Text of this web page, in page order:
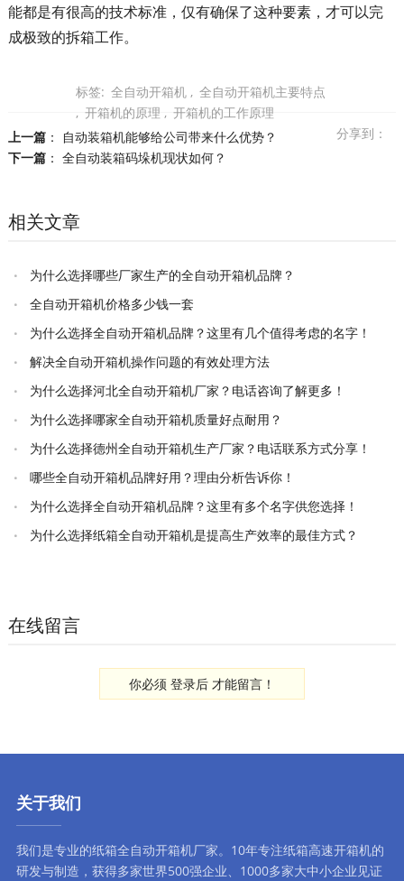
能都是有很高的技术标准，仅有确保了这种要素，才可以完
成极致的拆箱工作。
标签: 全自动开箱机 , 全自动开箱机主要特点
, 开箱机的原理 , 开箱机的工作原理
分享到：
上一篇：
自动装箱机能够给公司带来什么优势？
下一篇： 全自动装箱码垛机现状如何？
相关文章
为什么选择哪些厂家生产的全自动开箱机品牌？
全自动开箱机价格多少钱一套
为什么选择全自动开箱机品牌？这里有几个值得考虑的名字！
解决全自动开箱机操作问题的有效处理方法
为什么选择河北全自动开箱机厂家？电话咨询了解更多！
为什么选择哪家全自动开箱机质量好点耐用？
为什么选择德州全自动开箱机生产厂家？电话联系方式分享！
哪些全自动开箱机品牌好用？理由分析告诉你！
为什么选择全自动开箱机品牌？这里有多个名字供您选择！
为什么选择纸箱全自动开箱机是提高生产效率的最佳方式？
在线留言
你必须 登录后才能留言！
关于我们
我们是专业的纸箱全自动开箱机厂家。10年专注纸箱高速开箱机的
研发与制造，获得多家世界500强企业、1000多家大中小企业见证